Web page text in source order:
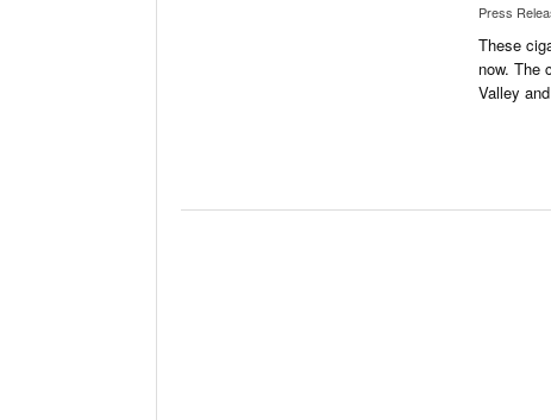
Press
These
now. The
Valley